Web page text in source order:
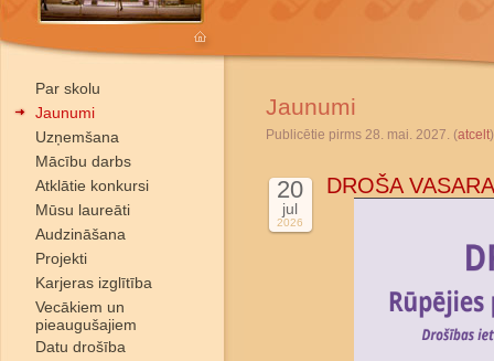
Par skolu
Jaunumi
Uzņemšana
Mācību darbs
Atklātie konkursi
Mūsu laureāti
Audzināšana
Projekti
Karjeras izglītība
Vecākiem un
pieaugušajiem
Datu drošība
Jaunumi
Publicētie pirms 28. mai. 2027. (atcelt)
20
jul
2026
DROŠA